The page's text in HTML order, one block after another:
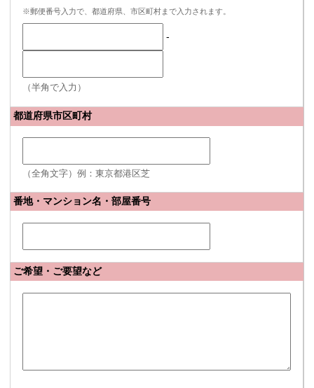
※郵便番号入力で、都道府県、市区町村まで入力されます。
-
（半角で入力）
都道府県市区町村
（全角文字）例：東京都港区芝
番地・マンション名・部屋番号
ご希望・ご要望など